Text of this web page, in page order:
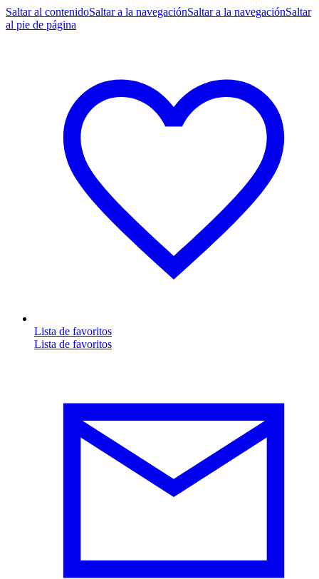
Saltar al contenidoSaltar a la navegaciónSaltar a la navegaciónSaltar
al pie de página
Lista de favoritos